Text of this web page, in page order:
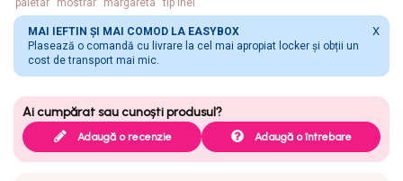
MAI IEFTIN ȘI MAI COMOD LA EASYBOX
Plasează o comandă cu livrare la cel mai apropiat locker și obții un
cost de transport mai mic.
X
Adaugă o recenzie Adaugă o întrebare